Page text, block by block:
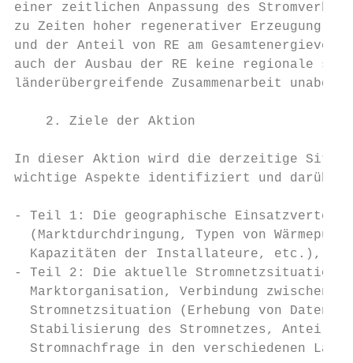
einer zeitlichen Anpassung des
zu Zeiten hoher regenerativer Erzeugung
und der Anteil von RE am
auch der Ausbau der RE keine regionale
länderübergreifende Zusammenarbeit
    2. Ziele der Aktion
In dieser Aktion wird die derzeitige
wichtige Aspekte identifiziert und
- Teil 1: Die geographische
(Marktdurchdringung, Typen von
  Kapazitäten der Installateure, etc.),
- Teil 2: Die aktuelle Stromnetzsituation:
Marktorganisation, Verbindung zwischen
Stromnetzsituation (Erhebung von Daten
Stabilisierung des Stromnetzes, Anteil
Stromnachfrage in den verschiedenen